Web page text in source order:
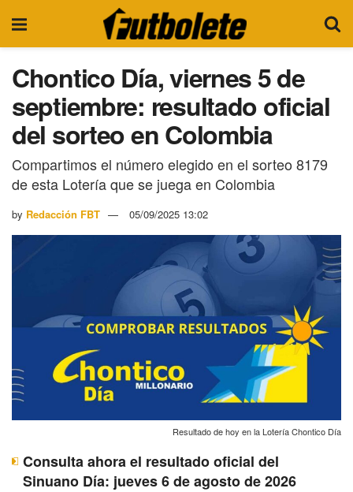
Chontico Día, viernes 5 de
septiembre: resultado oficial
del sorteo en Colombia
Compartimos el número elegido en el sorteo 8179
de esta Lotería que se juega en Colombia
by Redacción FBT 05/09/2025 13:02
Resultado de hoy en la Lotería Chontico Día
Consulta ahora el resultado oficial del
Sinuano Día: jueves 6 de agosto de 2026